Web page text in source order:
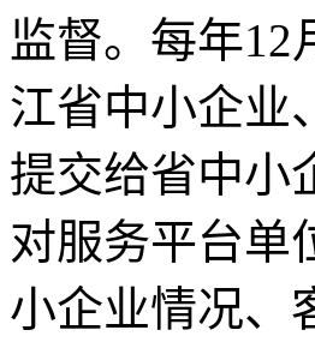
监督。每年12
江省中小企业
提交给省中小
对服务平台单
小企业情况、